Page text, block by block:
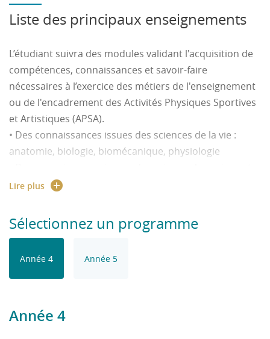
Liste des principaux enseignements
L’étudiant suivra des modules validant l'acquisition de
compétences, connaissances et savoir-faire
nécessaires à l’exercice des métiers de l'enseignement
ou de l'encadrement des Activités Physiques Sportives
et Artistiques (APSA).
• Des connaissances issues des sciences de la vie :
anatomie, biologie, biomécanique, physiologie
sociales : histoire, psychologie, sociologie.
l’intervention : sciences de l’éducation, didactique,
pédagogie
et Artistiques (APSA)
• Des connaissances issues des contextes d’exercice
l’optimisation de la performance sportive
Lire plus
Sélectionnez un programme
Année 4 Année 5
Année 4